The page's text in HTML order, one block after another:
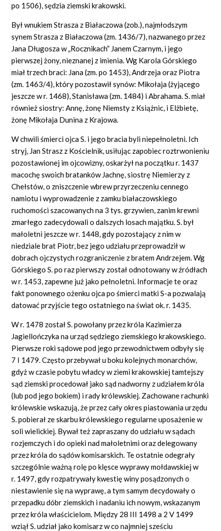
DYSKUSJA
Mapa
po 1506), sędzia ziemski krakowski.
Był wnukiem Strasza z Białaczowa (zob.), najmłodszym
synem Strasza z Białaczowa (zm. 1436/7), nazwanego przez
Jana Długosza w „Rocznikach” Janem Czarnym, i jego
pierwszej żony, nieznanej z imienia. Wg Karola Górskiego
miał trzech braci: Jana (zm. po 1453), Andrzeja oraz Piotra
(zm. 1463/4), który pozostawił synów: Mikołaja (żyjącego
jeszcze w r. 1468), Stanisława (zm. 1484) i Abrahama. S. miał
również siostry: Annę, żonę Niemsty z Książnic, i Elżbietę,
żonę Mikołaja Dunina z Krajowa.
W chwili śmierci ojca S. i jego bracia byli niepełnoletni. Ich
stryj, Jan Strasz z Kościelnik, usiłując zapobiec roztrwonieniu
pozostawionej im ojcowizny, oskarżył na początku r. 1437
macochę swoich bratanków Jachnę, siostrę Niemierzy z
Chełstów, o zniszczenie wbrew przyrzeczeniu cennego
namiotu i wyprowadzenie z zamku białaczowskiego
ruchomości szacowanych na 3 tys. grzywien, zanim krewni
zmarłego zadecydowali o dalszych losach majątku. S. był
małoletni jeszcze w r. 1448, gdy pozostający z nim w
niedziale brat Piotr, bez jego udziału przeprowadził w
dobrach ojczystych rozgraniczenie z bratem Andrzejem. Wg
Górskiego S. po raz pierwszy został odnotowany w źródłach
w r. 1453, zapewne już jako pełnoletni. Informacje te oraz
fakt ponownego ożenku ojca po śmierci matki S-a pozwalają
datować przyjście tego ostatniego na świat ok. r. 1435.
W r. 1478 został S. powołany przez króla Kazimierza
Jagiellończyka na urząd sędziego ziemskiego krakowskiego.
Pierwsze roki sądowe pod jego przewodnictwem odbyły się
7 I 1479. Często przebywał u boku kolejnych monarchów,
gdyż w czasie pobytu władcy w ziemi krakowskiej tamtejszy
sąd ziemski procedował jako sąd nadworny z udziałem króla
(lub pod jego bokiem) i rady królewskiej. Zachowane rachunki
królewskie wskazują, że przez cały okres piastowania urzędu
S. pobierał ze skarbu królewskiego regularne uposażenie w
soli wielickiej. Bywał też zapraszany do udziału w sądach
rozjemczych i do opieki nad małoletnimi oraz delegowany
przez króla do sądów komisarskich. Te ostatnie odegrały
szczególnie ważną rolę po klęsce wyprawy mołdawskiej w
r. 1497, gdy rozpatrywały kwestię winy posądzonych o
niestawienie się na wyprawę, a tym samym decydowały o
przepadku dóbr ziemskich i nadaniu ich nowym, wskazanym
przez króla właścicielom. Między 28 III 1498 a 2 V 1499
wziął S. udział jako komisarz w co najmniej sześciu